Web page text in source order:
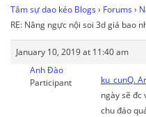
Tâm sự dao kéo Blogs › Forums ›
RE: Nâng ngực nội soi 3d giá bao
January 10, 2019 at 11:40 am
Anh Đào
Participant
ku_cunQ.
ngày sẽ đc
chu đáo